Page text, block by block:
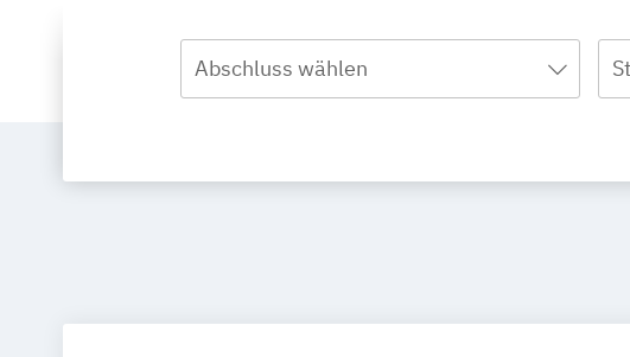
Abschluss wählen